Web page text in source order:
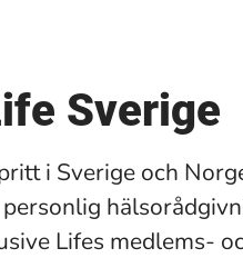
Sverige
i Sverige och
Lifes medlems-